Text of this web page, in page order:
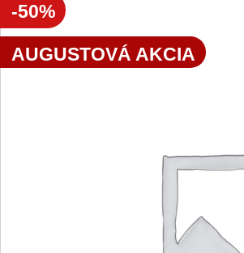
-50%
AUGUSTOVÁ AKCIA